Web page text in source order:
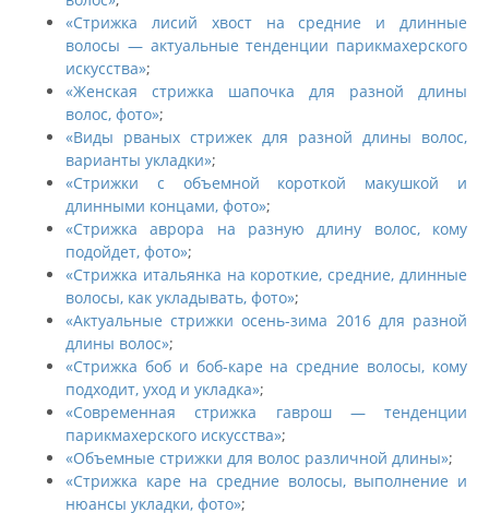
«Стрижка лисий хвост на средние и длинные
волосы — актуальные тенденции парикмахерского
искусства»;
«Женская стрижка шапочка для разной длины
волос, фото»;
«Виды рваных стрижек для разной длины волос,
варианты укладки»;
«Стрижки с объемной короткой макушкой и
длинными концами, фото»;
«Стрижка аврора на разную длину волос, кому
подойдет, фото»;
«Стрижка итальянка на короткие, средние, длинные
волосы, как укладывать, фото»;
«Актуальные стрижки осень-зима 2016 для разной
длины волос»;
«Стрижка боб и боб-каре на средние волосы, кому
подходит, уход и укладка»;
«Современная стрижка гаврош — тенденции
парикмахерского искусства»;
«Объемные стрижки для волос различной длины»;
«Стрижка каре на средние волосы, выполнение и
нюансы укладки, фото»;